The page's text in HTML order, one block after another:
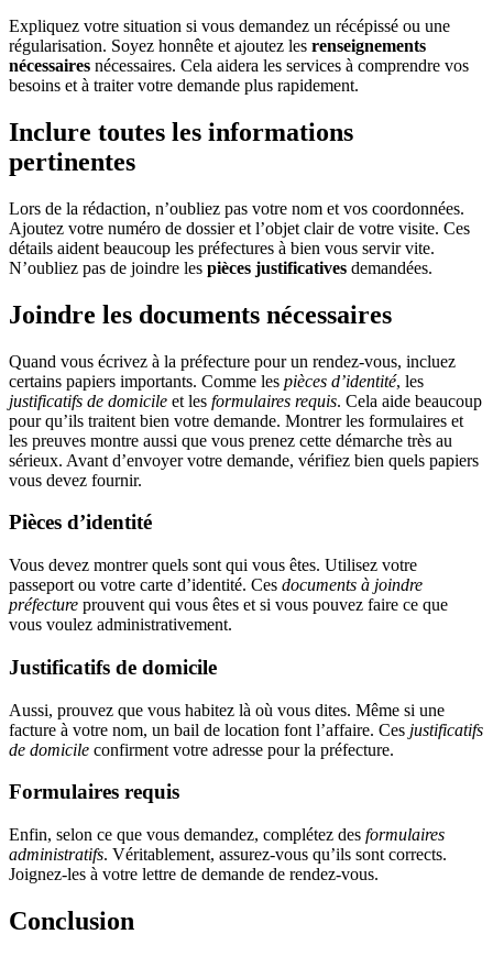
Expliquez votre situation si vous demandez un récépissé ou une
régularisation. Soyez honnête et ajoutez les renseignements
nécessaires nécessaires. Cela aidera les services à comprendre vos
besoins et à traiter votre demande plus rapidement.
Inclure toutes les informations
pertinentes
Lors de la rédaction, n’oubliez pas votre nom et vos coordonnées.
Ajoutez votre numéro de dossier et l’objet clair de votre visite. Ces
détails aident beaucoup les préfectures à bien vous servir vite.
N’oubliez pas de joindre les pièces justificatives demandées.
Joindre les documents nécessaires
Quand vous écrivez à la préfecture pour un rendez-vous, incluez
certains papiers importants. Comme les pièces d’identité, les
justificatifs de domicile et les formulaires requis. Cela aide beaucoup
pour qu’ils traitent bien votre demande. Montrer les formulaires et
les preuves montre aussi que vous prenez cette démarche très au
sérieux. Avant d’envoyer votre demande, vérifiez bien quels papiers
vous devez fournir.
Pièces d’identité
Vous devez montrer quels sont qui vous êtes. Utilisez votre
passeport ou votre carte d’identité. Ces documents à joindre
préfecture prouvent qui vous êtes et si vous pouvez faire ce que
vous voulez administrativement.
Justificatifs de domicile
Aussi, prouvez que vous habitez là où vous dites. Même si une
facture à votre nom, un bail de location font l’affaire. Ces justificatifs
de domicile confirment votre adresse pour la préfecture.
Formulaires requis
Enfin, selon ce que vous demandez, complétez des formulaires
administratifs. Véritablement, assurez-vous qu’ils sont corrects.
Joignez-les à votre lettre de demande de rendez-vous.
Conclusion